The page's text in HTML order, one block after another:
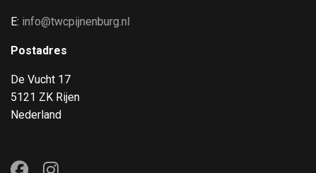
E: info@twcpijnenburg.nl
Postadres
De Vucht 17
5121 ZK Rijen
Nederland